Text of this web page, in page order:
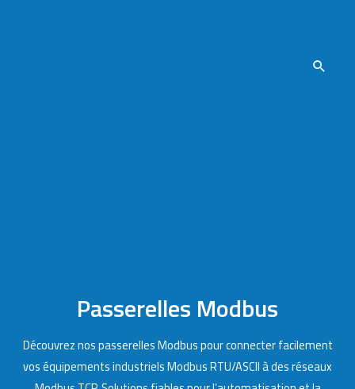
Passerelles Modbus
Découvrez nos passerelles Modbus pour connecter facilement
vos équipements industriels Modbus RTU/ASCII à des réseaux